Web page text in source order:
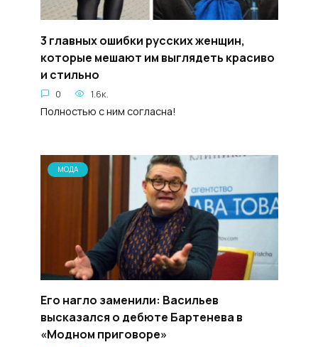
3 главных ошибки русских женщин,
которые мешают им выглядеть красиво
и стильно
0 1.6к.
Полностью с ним согласна!
МОДА
Его нагло заменили: Васильев
высказался о дебюте Бартенева в
«Модном приговоре»